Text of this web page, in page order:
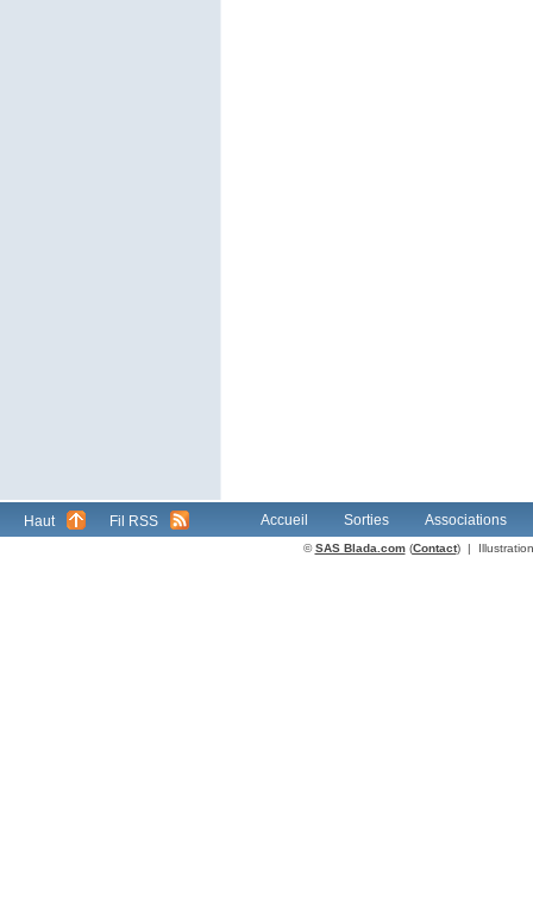
Haut Fil RSS Accueil Sorties Associations
©SAS Blada.com(Contact) |